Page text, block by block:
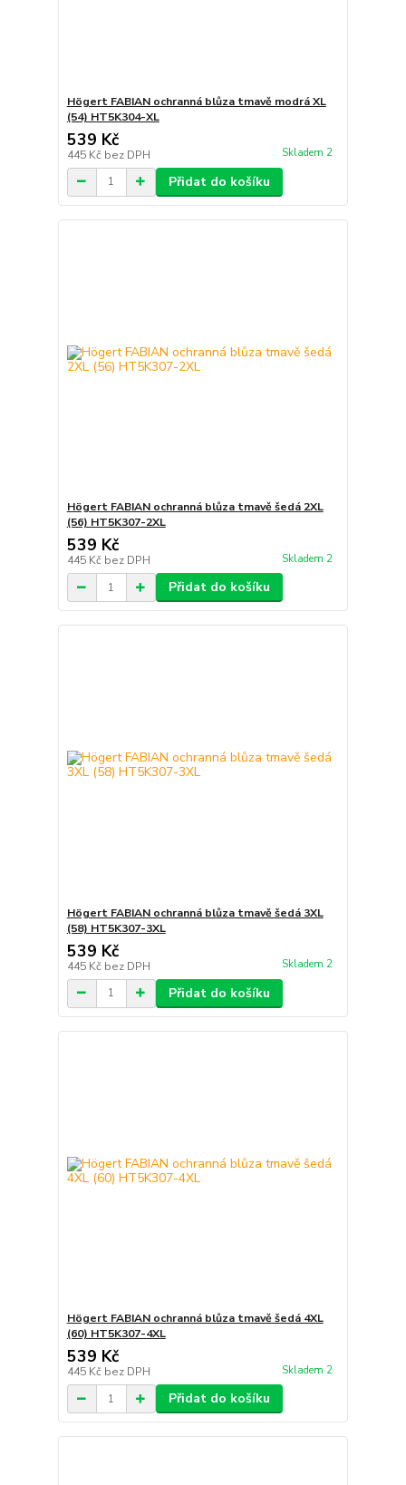
Högert FABIAN ochranná blůza tmavě modrá XL
(54) HT5K304-XL
539 Kč
445 Kč bez DPH Skladem 2
Přidat do košíku
Högert FABIAN ochranná blůza tmavě šedá 2XL
(56) HT5K307-2XL
539 Kč
445 Kč bez DPH Skladem 2
Přidat do košíku
Högert FABIAN ochranná blůza tmavě šedá 3XL
(58) HT5K307-3XL
539 Kč
445 Kč bez DPH Skladem 2
Přidat do košíku
Högert FABIAN ochranná blůza tmavě šedá 4XL
(60) HT5K307-4XL
539 Kč
445 Kč bez DPH Skladem 2
Přidat do košíku